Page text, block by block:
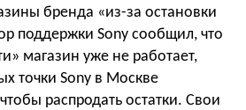
бренда «из-за остановки
поддержки Sony сообщил, что
магазин уже не работает,
точки Sony в Москве
распродать остатки. Свои